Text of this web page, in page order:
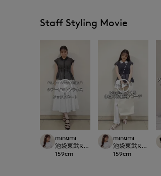
Staff Styling Movie
minami
池袋東武ROBE SUPERIOR CLOSET
159cm
minami
池袋東武ROBE
159cm